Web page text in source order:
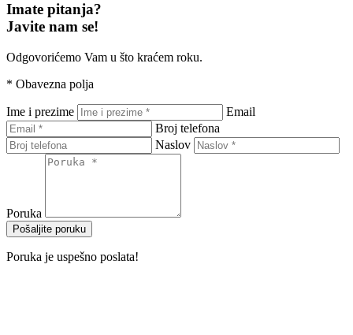
Imate pitanja?
Javite nam se!
Odgovorićemo Vam u što kraćem roku.
* Obavezna polja
Ime i prezime
Email
Broj telefona
Naslov
Poruka
Pošaljite poruku
Poruka je uspešno poslata!